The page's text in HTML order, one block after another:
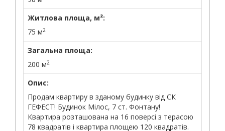
Житлова площа, м²:
75 м2
Загальна площа:
200 м2
Опис:
Продам квартиру в зданому будинку від СК
ГЕФЕСТ! Будинок Мілос, 7 ст. Фонтану!
Квартира розташована на 16 поверсі з терасою
78 квадратів і квартира площею 120 квадратів.